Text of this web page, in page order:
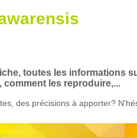
toutes les informations
comment les reproduire,...
des précisions à apporter?